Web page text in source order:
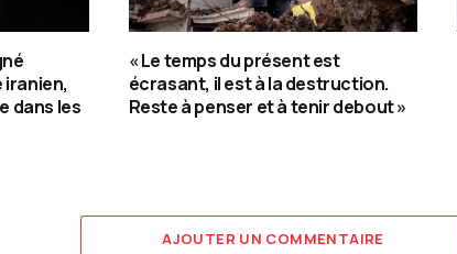
iranien,
dans les
« Le temps du présent est
écrasant, il est à la destruction.
Reste à penser et à tenir debout »
AJOUTER UN COMMENTAIRE